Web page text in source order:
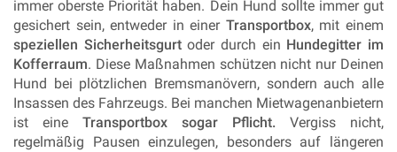
immer oberste Priorität haben. Dein Hund sollte immer gut
gesichert sein, entweder in einer Transportbox, mit einem
speziellen Sicherheitsgurtoder durch ein Hundegitter im
Kofferraum. Diese Maßnahmen schützen nicht nur Deinen
Hund bei plötzlichen Bremsmanövern, sondern auch alle
Insassen des Fahrzeugs. Bei manchen Mietwagenanbietern
ist eine Transportbox sogar Pflicht. Vergiss nicht,
regelmäßig Pausen einzulegen, besonders auf längeren